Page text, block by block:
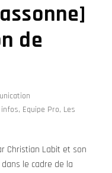
de
, Equipe Pro, Les
Christian Labit et son
le cadre de la